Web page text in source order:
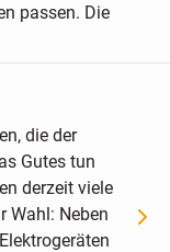
passen. Die
die der
Gutes tun
derzeit viele
Wahl: Neben